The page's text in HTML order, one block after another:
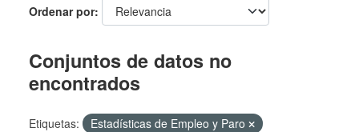
Ordenar por
Conjuntos de datos no
encontrados
Etiquetas:
Estadísticas de Empleo y Paro